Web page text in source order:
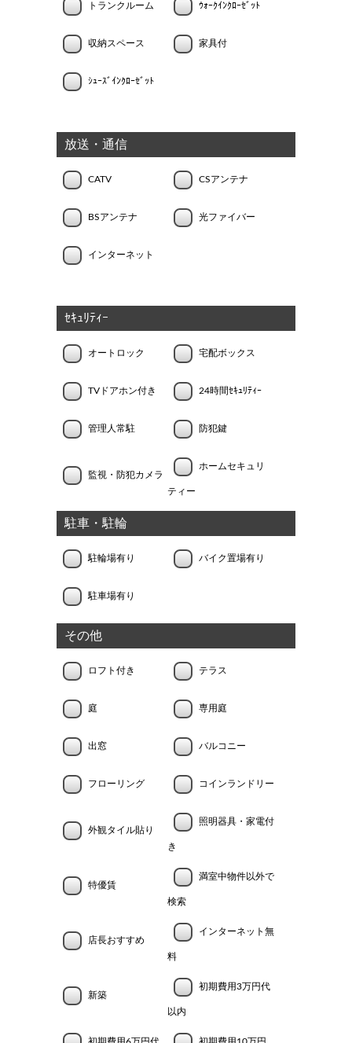
トランクルーム ｳｫｰｸｲﾝｸﾛｰｾﾞｯﾄ
収納スペース 家具付
ｼｭｰｽﾞｲﾝｸﾛｰｾﾞｯﾄ
放送・通信
CATV CSアンテナ
BSアンテナ 光ファイバー
インターネット
ｾｷｭﾘﾃｨｰ
オートロック 宅配ボックス
TVドアホン付き 24時間ｾｷｭﾘﾃｨｰ
管理人常駐 防犯鍵
監視・防犯カメラ
ホームセキュリ
ティー
駐車・駐輪
駐輪場有り バイク置場有り
駐車場有り
その他
ロフト付き テラス
庭 専用庭
出窓 バルコニー
フローリング コインランドリー
外観タイル貼り
照明器具・家電付
き
特優賃
満室中物件以外で
検索
店長おすすめ
インターネット無
料
新築
初期費用3万円代
以内